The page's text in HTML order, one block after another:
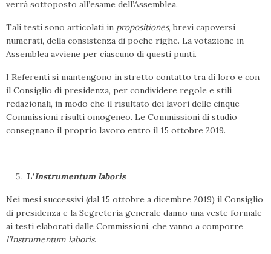
verrà sottoposto all’esame dell’Assemblea.
Tali testi sono articolati in propositiones, brevi capoversi
numerati, della consistenza di poche righe. La votazione in
Assemblea avviene per ciascuno di questi punti.
I Referenti si mantengono in stretto contatto tra di loro e con
il Consiglio di presidenza, per condividere regole e stili
redazionali, in modo che il risultato dei lavori delle cinque
Commissioni risulti omogeneo. Le Commissioni di studio
consegnano il proprio lavoro entro il 15 ottobre 2019.
L’Instrumentum laboris
Nei mesi successivi (dal 15 ottobre a dicembre 2019) il Consiglio
di presidenza e la Segreteria generale danno una veste formale
ai testi elaborati dalle Commissioni, che vanno a comporre
l’Instrumentum laboris.